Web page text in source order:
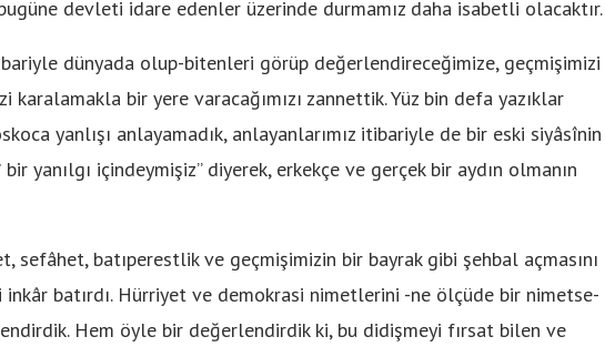
devleti idare edenler üzerinde durmamız daha isabetli olacaktır.
dünyada olup-bitenleri görüp değerlendireceğimize, geçmişimizi
karalamakla bir yere varacağımızı zannettik. Yüz bin defa yazıklar
yanlışı anlayamadık, anlayanlarımız itibariyle de bir eski siyâsînin
yanılgı içindeymişiz” diyerek, erkekçe ve gerçek bir aydın olmanın
sefâhet, batıperestlik ve geçmişimizin bir bayrak gibi şehbal açmasını
batırdı. Hürriyet ve demokrasi nimetlerini -ne ölçüde bir nimetse-
Hem öyle bir değerlendirdik ki, bu didişmeyi fırsat bilen ve